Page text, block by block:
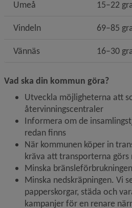
Umeå 15–22
Vindeln 69–85
Vännäs 16–30
Vad ska din kommun göra?
Utveckla möjligheterna att
återvinningscentraler
Informera om de
redan finns
När kommunen köper in
kräva att transporterna
Minska
Minska nedskräpningen. Vi
papperskorgar, städa och
kampanjer för en renare